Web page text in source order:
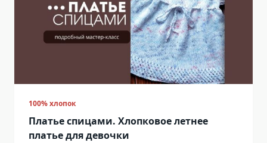
100% хлопок
Платье спицами. Хлопковое летнее
платье для девочки